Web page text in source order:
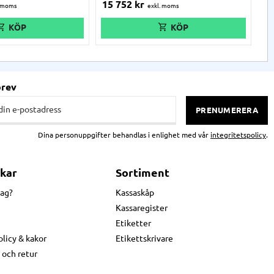
trådlös
arbetsdagen och
och
ProGlove är en revolutionerande trådlös
händerna fria hela arbetsdagen och
förbättrar ergonomin och
produktiviteten.
15 752 kr
PRENUMERERA
Dina personuppgifter behandlas i enlighet med vår integritetspolicy.
& kakor
och retur
Sortiment
Kassaskåp
Kassaregister
Etiketter
Etikettskrivare